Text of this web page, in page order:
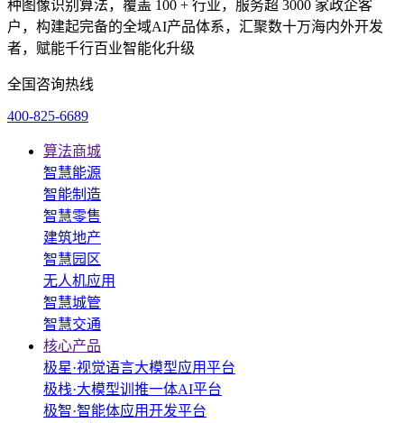
种图像识别算法，覆盖 100 + 行业，服务超 3000 家政企客
户，构建起完备的全域AI产品体系，汇聚数十万海内外开发
者，赋能千行百业智能化升级
全国咨询热线
400-825-6689
算法商城
智慧能源
智能制造
智慧零售
建筑地产
智慧园区
无人机应用
智慧城管
智慧交通
核心产品
极星·视觉语言大模型应用平台
极栈·大模型训推一体AI平台
极智·智能体应用开发平台